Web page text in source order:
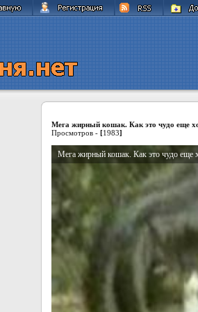
Мега жирный кошак. Как это чудо еще
Просмотров - [1983]
Мега жирный кошак. Как это чудо еще